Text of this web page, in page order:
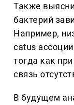
Также
бактерий
Например,
catus
тогда как
связь
В будущем